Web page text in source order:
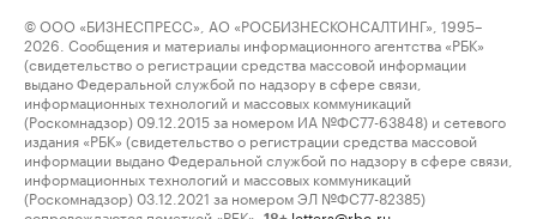
© ООО «БИЗНЕСПРЕСС», АО «РОСБИЗНЕСКОНСАЛТИНГ», 1995–
2026. Сообщения и материалы информационного агентства «РБК»
(свидетельство о регистрации средства массовой информации
выдано Федеральной службой по надзору в сфере связи,
информационных технологий и массовых коммуникаций
(Роскомнадзор) 09.12.2015 за номером ИА №ФС77-63848) и сетевого
издания «РБК» (свидетельство о регистрации средства массовой
информации выдано Федеральной службой по надзору в сфере связи,
информационных технологий и массовых коммуникаций
(Роскомнадзор) 03.12.2021 за номером ЭЛ №ФС77-82385)